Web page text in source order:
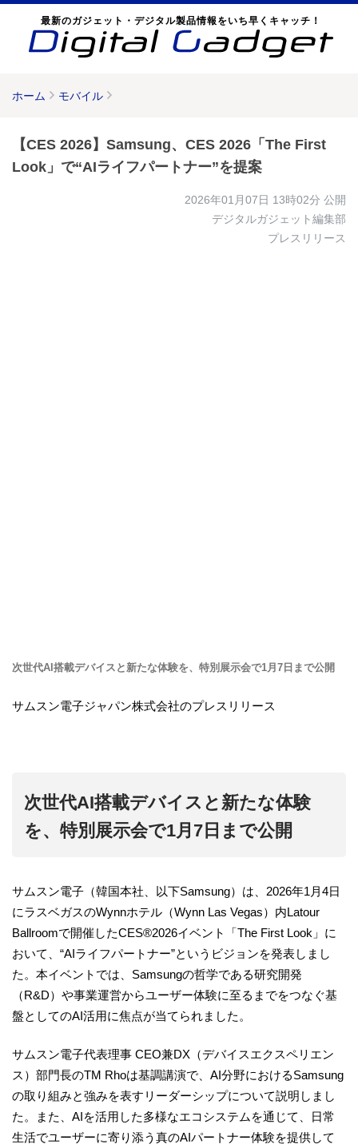
最新のガジェット・デジタル製品情報をいち早くキャッチ！
ホーム モバイル
【CES 2026】Samsung、CES 2026「The First
Look」で“AIライフパートナー”を提案
2026年01月07日 13時02分 公開
デジタルガジェット編集部
プレスリリース
次世代AI搭載デバイスと新たな体験を、特別展示会で1月7日まで公開
サムスン電子ジャパン株式会社のプレスリリース
次世代AI搭載デバイスと新たな体験
を、特別展示会で1月7日まで公開
サムスン電子（韓国本社、以下Samsung）は、2026年1月4日
にラスベガスのWynnホテル（Wynn Las Vegas）内Latour
Ballroomで開催したCES®2026イベント「The First Look」に
おいて、“AIライフパートナー”というビジョンを発表しまし
た。本イベントでは、Samsungの哲学である研究開発
（R&D）や事業運営からユーザー体験に至るまでをつなぐ基
盤としてのAI活用に焦点が当てられました。
サムスン電子代表理事 CEO兼DX（デバイスエクスペリエン
ス）部門長のTM Rhoは基調講演で、AI分野におけるSamsung
の取り組みと強みを表すリーダーシップについて説明しまし
た。また、AIを活用した多様なエコシステムを通じて、日常
生活でユーザーに寄り添う真のAIパートナー体験を提供して